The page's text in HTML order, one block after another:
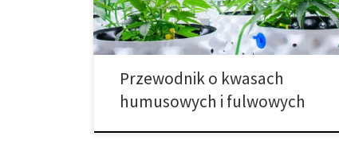
obszernym poradniku przedstawiamy, jak działają
humaty, jak stosować leonardyt, jakie są […]
Przewodnik o kwasach
humusowych i fulwowych